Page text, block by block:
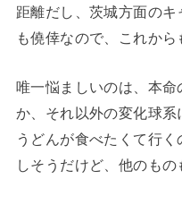
距離だし、茨城方面の
も僥倖なので、これから
唯一悩ましいのは、本
か、それ以外の変化球
うどんが食べたくて行
しそうだけど、他のも